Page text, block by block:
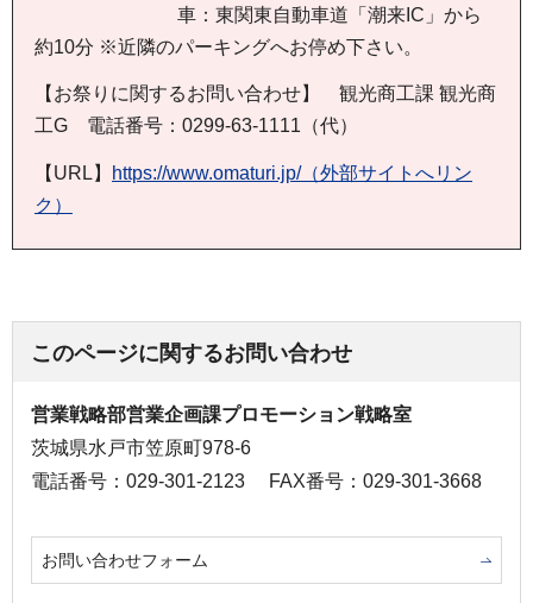
車：東関東自動車道「潮来IC」から
約10分 ※近隣のパーキングへお停め下さい。
【お祭りに関するお問い合わせ】 観光商工課 観光商
工G 電話番号：0299-63-1111（代）
【URL】
https://www.omaturi.jp/（外部サイトへリン
ク）
このページに関するお問い合わせ
営業戦略部営業企画課プロモーション戦略室
茨城県水戸市笠原町978-6
電話番号：029-301-2123
FAX番号：029-301-3668
お問い合わせフォーム